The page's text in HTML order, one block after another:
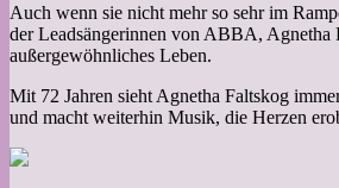
Auch wenn sie nicht mehr so ​​sehr im
der Leadsängerinnen von ABBA, Agnetha
außergewöhnliches Leben.
Mit 72 Jahren sieht Agnetha Faltskog
und macht weiterhin Musik, die Herzen